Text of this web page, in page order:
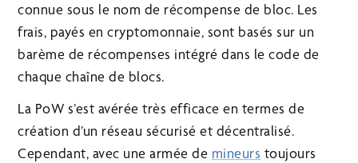
connue sous le nom de récompense de bloc. Les
frais, payés en cryptomonnaie, sont basés sur un
barème de récompenses intégré dans le code de
chaque chaîne de blocs.
La PoW s’est avérée très efficace en termes de
création d’un réseau sécurisé et décentralisé.
Cependant, avec une armée de mineurs toujours